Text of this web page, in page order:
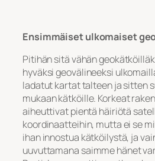
Ensimmäiset ulkomaiset
Pitihän sitä vähän
hyväksi geovälineeksi
ladatut kartat talteen ja sitten
mukaan kätköille. Korkeat
aiheuttivat pientä häiriötä
koordinaatteihin, mutta ei se
ihan innostua kätköilystä, ja
uuvuttamana saimme hänet